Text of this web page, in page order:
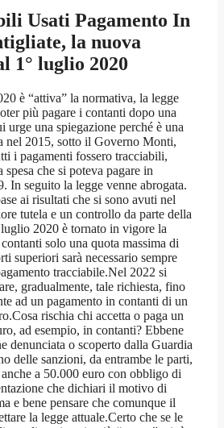
Usati Pagamento In
, la nuova
1° luglio 2020
è “attiva” la normativa, la legge
più pagare i contanti dopo una
urge una spiegazione perché è una
nel 2015, sotto il Governo Monti,
i pagamenti fossero tracciabili,
che si poteva pagare in
In seguito la legge venne abrogata.
ai risultati che si sono avuti nel
tutela e un controllo da parte della
luglio 2020 è tornato in vigore la
solo una quota massima di
superiori sarà necessario sempre
tracciabile.Nel 2022 si
gradualmente, tale richiesta, fino
ad un pagamento in contanti di un
rischia chi accetta o paga un
ad esempio, in contanti? Ebbene
denunciata o scoperto dalla Guardia
delle sanzioni, da entrambe le parti,
a 50.000 euro con obbligo di
che dichiari il motivo di
e bene pensare che comunque il
la legge attuale.Certo che se le